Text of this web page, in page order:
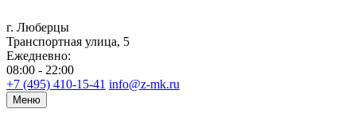
г. Люберцы
Транспортная улица, 5
Ежедневно:
08:00 - 22:00
+7 (495) 410-15-41 info@z-mk.ru
Меню